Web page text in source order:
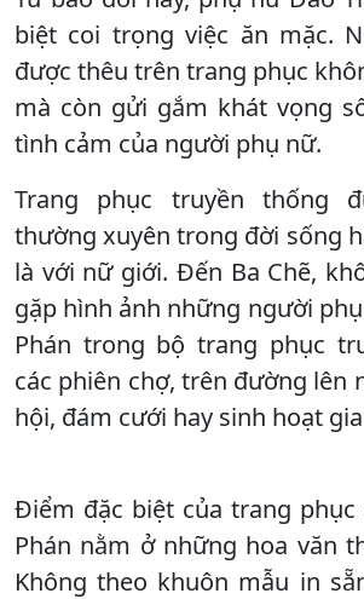
biệt coi trọng việc ăn mặc.
được thêu trên trang phục
mà còn gửi gắm khát vọng
tình cảm của người phụ nữ.
Trang phục truyền thống
thường xuyên trong đời sống
là với nữ giới. Đến Ba Chẽ,
gặp hình ảnh những người
Phán trong bộ trang phục
các phiên chợ, trên đường lên
hội, đám cưới hay sinh hoạt
Điểm đặc biệt của trang phục
Phán nằm ở những hoa văn
Không theo khuôn mẫu in